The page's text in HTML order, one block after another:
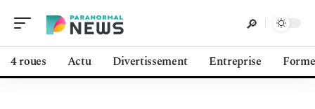
4 roues Actu Divertissement Entreprise Forme